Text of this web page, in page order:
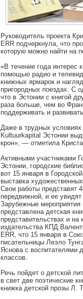
Руководитель проекта
ERR подчеркнула, что
которую можно найти на
«В течение года интерес
помощью радио и
книжных ярмарок и
пригородных поездах. С
что в Эстонии с книгой
раза больше, чем во
поддерживать и
Даже в трудных
Kultuurkapital Эстонии
крон», — отметила
Активными участниками
Эстонии, городские
вот 15 января в
выставка
Свои работы представят
передвижной, и ее
Зарубежные мероприятия
представлена детская
представительствах и
издательства КПД
ERR, что 15 января в
писательницы Леэло
Яснова с воспитателями
классов.
Речь пойдет о детской
в свет две поэтические
книжка детской прозы Л.